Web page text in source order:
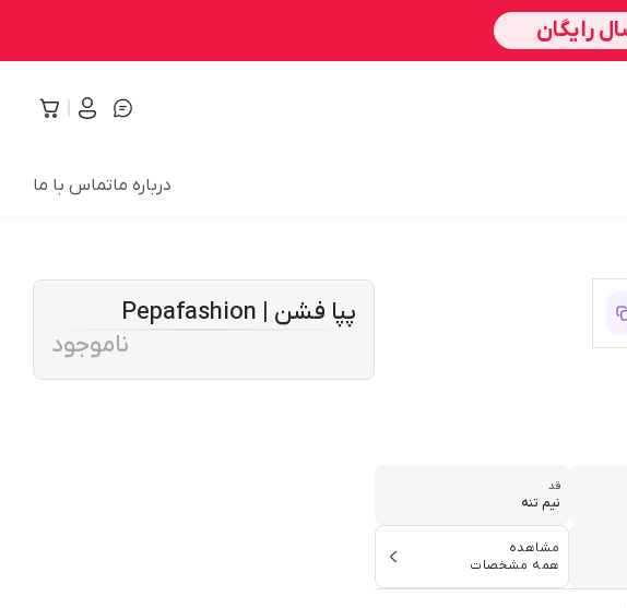
درباره ماتماس با ما
قد
نیم تنه
مشاهده
همه مشخصات
پپا فشن | Pepafashion
ناموجود